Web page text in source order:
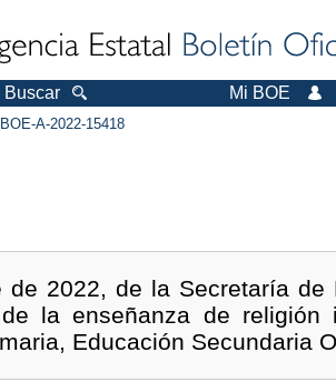
Buscar Mi BOE
A-2022-15418
2022, de la Secretaría
la enseñanza de religión
Educación Secundaria